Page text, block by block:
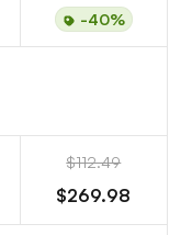
-40%
$112.49
$269.98